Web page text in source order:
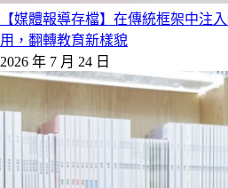
【媒體報導存檔】在傳統框架中注
用，翻轉教育新樣貌
2026 年 7 月 24 日